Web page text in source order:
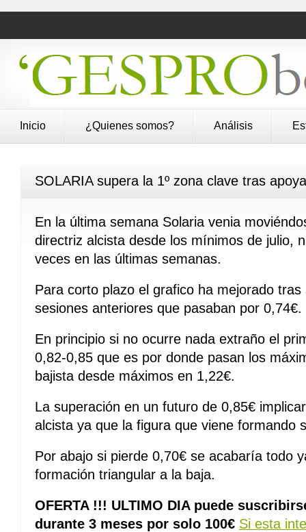
Inicio ¿Quienes somos? Análisis
SOLARIA supera la 1º zona clave tras
En la última semana Solaria venia
directriz alcista desde los mínimos de julio,
veces en las últimas semanas.
Para corto plazo el grafico ha mejorado
sesiones anteriores que pasaban por 0,74€.
En principio si no ocurre nada extraño el
0,82-0,85 que es por donde pasan los
bajista desde máximos en 1,22€.
La superación en un futuro de 0,85€
alcista ya que la figura que viene formando
Por abajo si pierde 0,70€ se acabaría todo
formación triangular a la baja.
OFERTA !!! ULTIMO DIA puede
durante 3 meses por solo 100€ Si esta